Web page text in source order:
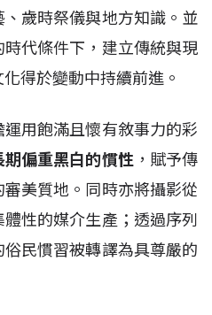
歲時祭儀與地方知識。並
代條件下，建立傳統與現
得於變動中持續前進。
用飽滿且懷有敘事力的彩
偏重黑白的慣性，賦予傳
美質地。同時亦將攝影從
性的媒介生產；透過序列
民慣習被轉譯為具尊嚴的